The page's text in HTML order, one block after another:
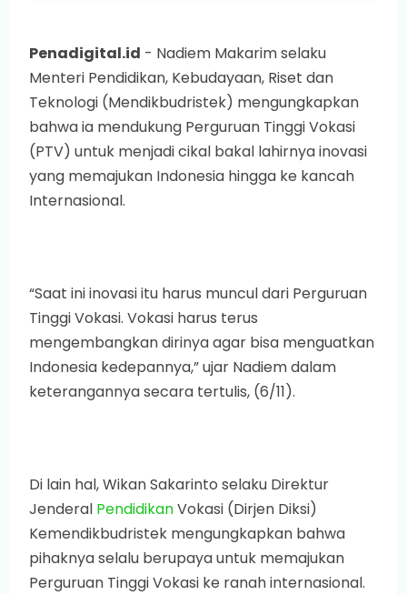
Penadigital.id - Nadiem Makarim selaku
Menteri Pendidikan, Kebudayaan, Riset dan
Teknologi (Mendikbudristek) mengungkapkan
bahwa ia mendukung Perguruan Tinggi Vokasi
(PTV) untuk menjadi cikal bakal lahirnya inovasi
yang memajukan Indonesia hingga ke kancah
Internasional.
“Saat ini inovasi itu harus muncul dari Perguruan
Tinggi Vokasi. Vokasi harus terus
mengembangkan dirinya agar bisa menguatkan
Indonesia kedepannya,” ujar Nadiem dalam
keterangannya secara tertulis, (6/11).
Di lain hal, Wikan Sakarinto selaku Direktur
Jenderal PendidikanVokasi (Dirjen Diksi)
Kemendikbudristek mengungkapkan bahwa
pihaknya selalu berupaya untuk memajukan
Perguruan Tinggi Vokasi ke ranah internasional.